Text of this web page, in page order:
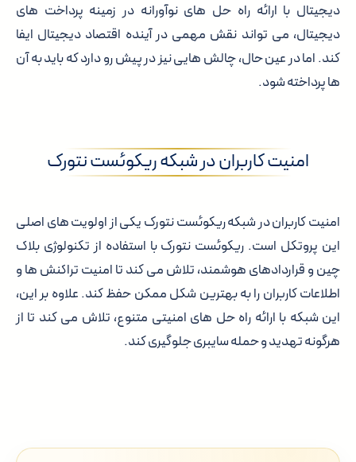
دیجیتال با ارائه راه حل های نوآورانه در زمینه پرداخت های
دیجیتال، می تواند نقش مهمی در آینده اقتصاد دیجیتال ایفا
کند. اما در عین حال، چالش هایی نیز در پیش رو دارد که باید به آن
ها پرداخته شود.
امنیت کاربران در شبکه ریکوئست نتورک
امنیت کاربران در شبکه ریکوئست نتورک یکی از اولویت های اصلی
این پروتکل است. ریکوئست نتورک با استفاده از تکنولوژی بلاک
چین و قراردادهای هوشمند، تلاش می کند تا امنیت تراکنش ها و
اطلاعات کاربران را به بهترین شکل ممکن حفظ کند. علاوه بر این،
این شبکه با ارائه راه حل های امنیتی متنوع، تلاش می کند تا از
هرگونه تهدید و حمله سایبری جلوگیری کند.